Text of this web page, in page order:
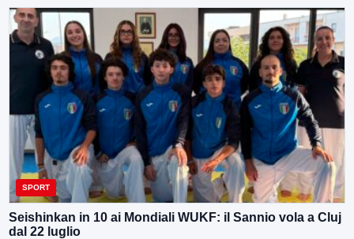
SPORT
Seishinkan in 10 ai Mondiali WUKF: il Sannio vola a Cluj
dal 22 luglio